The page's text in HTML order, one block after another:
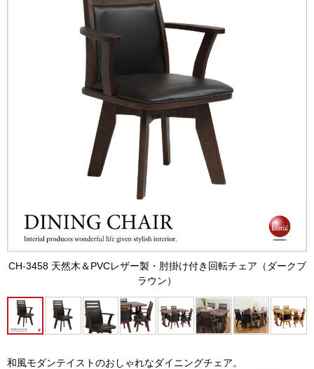
CH-3458 天然木＆PVCレザー製・肘掛け付き回転チェア（ダークブ
ラウン）
和風モダンテイストのおしゃれなダイニングチェア。